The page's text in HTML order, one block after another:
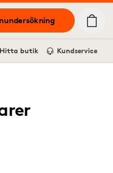
Hitta butik Kundservice